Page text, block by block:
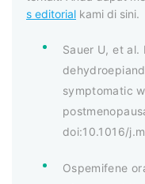
s editorial kami di sini.
Sauer U, et
symptomatic
doi:10.1016/
Ospemifene